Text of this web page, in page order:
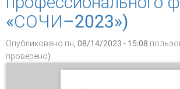
«СОЧИ–2023»)
Опубликовано пн, 08/14/2023 - 15:08
проверено)